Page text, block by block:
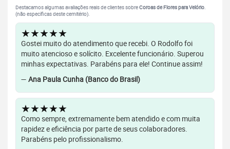
Destacamos algumas avaliações reais de clientes sobreCoroas de Flores para Velório.
(não específicas deste cemitério).
★★★★★
Gostei muito do atendimento que recebi. O Rodolfo foi
muito atencioso e solícito. Excelente funcionário. Superou
minhas expectativas. Parabéns para ele! Continue assim!
— Ana Paula Cunha (Banco do Brasil)
★★★★★
Como sempre, extremamente bem atendido e com muita
rapidez e eficiência por parte de seus colaboradores.
Parabéns pelo profissionalismo.